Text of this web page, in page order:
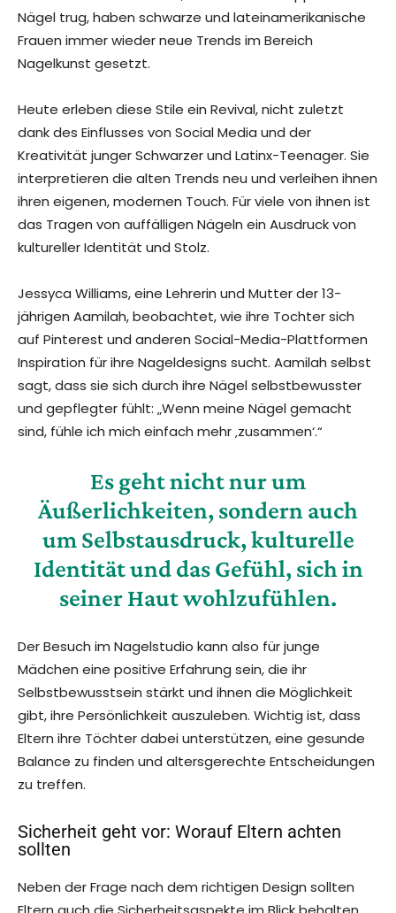
Nägel trug, haben schwarze und lateinamerikanische
Frauen immer wieder neue Trends im Bereich
Nagelkunst gesetzt.
Heute erleben diese Stile ein Revival, nicht zuletzt
dank des Einflusses von Social Media und der
Kreativität junger Schwarzer und Latinx-Teenager. Sie
interpretieren die alten Trends neu und verleihen ihnen
ihren eigenen, modernen Touch. Für viele von ihnen ist
das Tragen von auffälligen Nägeln ein Ausdruck von
kultureller Identität und Stolz.
Jessyca Williams, eine Lehrerin und Mutter der 13-
jährigen Aamilah, beobachtet, wie ihre Tochter sich
auf Pinterest und anderen Social-Media-Plattformen
Inspiration für ihre Nageldesigns sucht. Aamilah selbst
sagt, dass sie sich durch ihre Nägel selbstbewusster
und gepflegter fühlt: „Wenn meine Nägel gemacht
sind, fühle ich mich einfach mehr ‚zusammen‘.“
Es geht nicht nur um
Äußerlichkeiten, sondern auch
um Selbstausdruck, kulturelle
Identität und das Gefühl, sich in
seiner Haut wohlzufühlen.
Der Besuch im Nagelstudio kann also für junge
Mädchen eine positive Erfahrung sein, die ihr
Selbstbewusstsein stärkt und ihnen die Möglichkeit
gibt, ihre Persönlichkeit auszuleben. Wichtig ist, dass
Eltern ihre Töchter dabei unterstützen, eine gesunde
Balance zu finden und altersgerechte Entscheidungen
zu treffen.
Sicherheit geht vor: Worauf Eltern achten
sollten
Neben der Frage nach dem richtigen Design sollten